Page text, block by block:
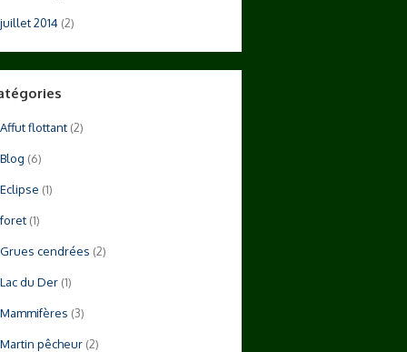
juillet 2014 (2)
Affut flottant (2)
Blog (6)
Eclipse (1)
foret (1)
Grues cendrées (2)
Lac du Der (1)
Mammifères (3)
Martin pêcheur (2)